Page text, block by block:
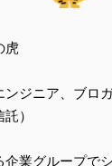
虎
ンジニア、ブロ
）
業グループで